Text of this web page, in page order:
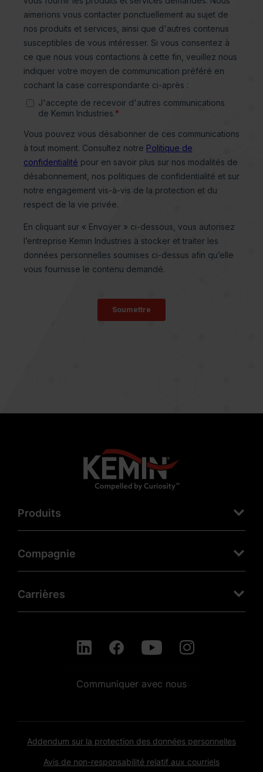
Produits
Compagnie
Carrières
Communiquer avec nous
Addendum sur la protection des données personnelles
Avis de non-responsabilité relatif aux courriels